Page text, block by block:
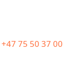
+47 75 50 37 00